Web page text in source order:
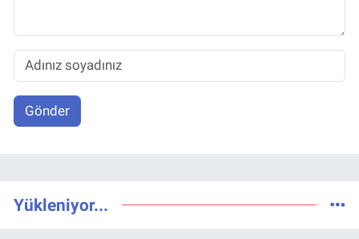
Gönder
Yükleniyor...